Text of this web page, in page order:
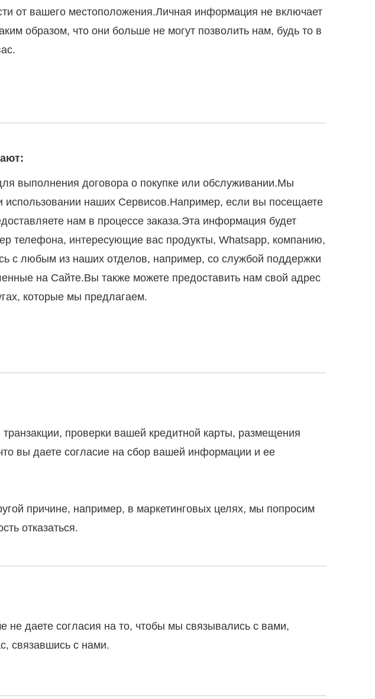
от вашего местоположения.Личная информация не включает
образом, что они больше не могут позволить нам, будь то в
выполнения договора о покупке или обслуживании.Мы
наших Сервисов.Например, если вы посещаете
нам в процессе заказа.Эта информация будет
телефона, интересующие вас продукты, Whatsapp, компанию,
с любым из наших отделов, например, со службой поддержки
на Сайте.Вы также можете предоставить нам свой адрес
которые мы предлагаем.
проверки вашей кредитной карты, размещения
вы даете согласие на сбор вашей информации и ее
причине, например, в маркетинговых целях, мы попросим
отказаться.
даете согласия на то, чтобы мы связывались с вами,
связавшись с нами.